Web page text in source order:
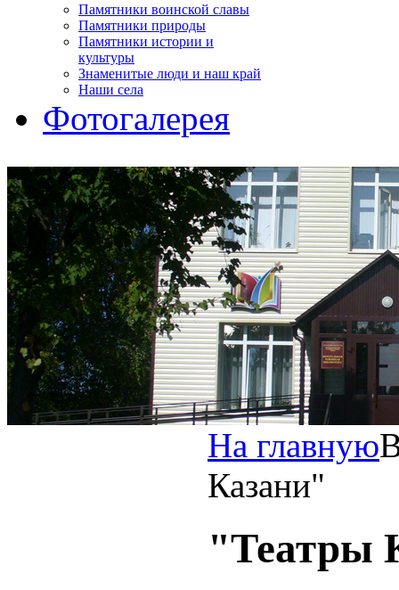
Памятники воинской славы
Памятники природы
Памятники истории и
культуры
Знаменитые люди и наш край
Наши села
Фотогалерея
На главную
Казани"
"Театры